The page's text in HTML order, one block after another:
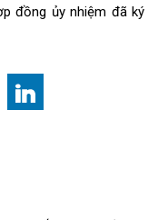
đồng ủy nhiệm đã ký